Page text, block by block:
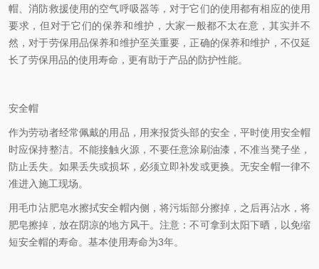
帽、消防救援使用的空气呼吸器等，对于它们的使用都有相应的使用
要求，但对于它们的保养和维护，大家一般都不太在意，其实并不
然，对于劳保用品保养和维护至关重要，正确的保养和维护，不仅延
长了劳保用品的使用寿命，更有助于产品的防护性能。
安全帽
作为劳动者经常佩戴的用品，用来报货头部的安全，平时使用安全帽
时应保持整洁。不能接触火源，不要任意涂刷油漆，不准当凳子坐，
防止丢失。如果丢失或损坏，必须立即补发或更换。无安全帽一律不
准进入施工现场。
用毛巾沾肥皂水擦拭安全帽内侧，将污垢部分擦掉，之后再沾水，将
肥皂擦掉，放在阴凉的地方风干。注意：不可拿到太阳下晒，以免缩
短安全帽的寿命。基本使用寿命为3年。